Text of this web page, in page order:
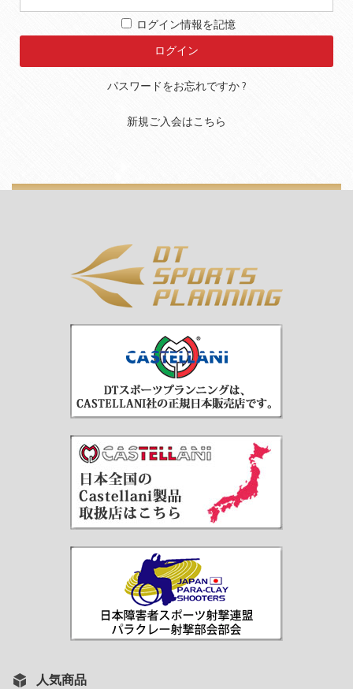
ログイン情報を記憶
パスワードをお忘れですか ?
新規ご入会はこちら
人気商品